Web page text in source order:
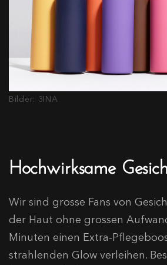
Bilder: 3INA
Hochwirksame
Wir sind grosse Fans von
der Haut ohne grossen
Minuten einen Extra-
strahlenden Glow verleihen.